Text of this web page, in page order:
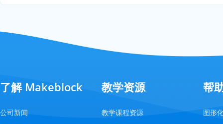
了解 Makeblock
公司新闻
教学资源
教学课程资源
帮
图形